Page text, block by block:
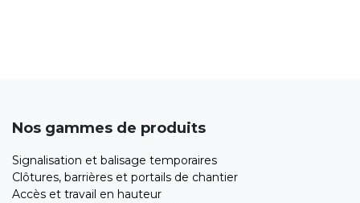
Nos gammes de produits
Signalisation et balisage temporaires
Clôtures, barrières et portails de chantier
Accès et travail en hauteur